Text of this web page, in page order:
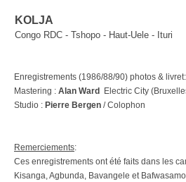
KOLJA
Congo RDC - Tshopo - Haut-Uele - Ituri
Enregistrements (1986/88/90) photos & livret:
Mastering : Alan Ward
Electric City
Studio : Pierre Bergen / Colophon
Remerciements:
Ces enregistrements ont été faits dans les
Kisanga, Agbunda, Bavangele et